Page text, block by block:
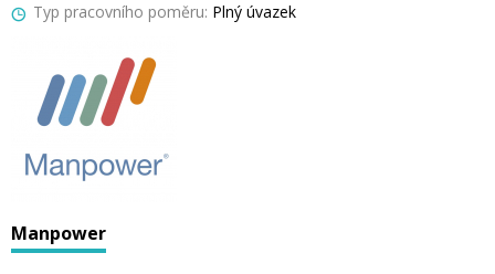
Typ pracovního poměru: Plný úvazek
Manpower